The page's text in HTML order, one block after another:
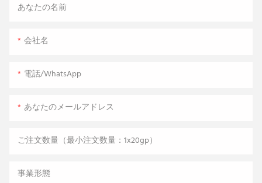
あなたの名前
会社名
電話/WhatsApp
あなたのメールアドレス
ご注文数量（最小注文数量：1x20gp）
事業形態